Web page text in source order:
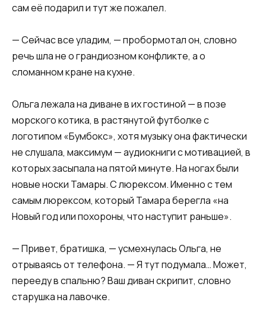
сам её подарил и тут же пожалел.
— Сейчас все уладим, — пробормотал он, словно
речь шла не о грандиозном конфликте, а о
сломанном кране на кухне.
Ольга лежала на диване в их гостиной — в позе
морского котика, в растянутой футболке с
логотипом «Бумбокс», хотя музыку она фактически
не слушала, максимум — аудиокниги с мотивацией, в
которых засыпала на пятой минуте. На ногах были
новые носки Тамары. С люрексом. Именно с тем
самым люрексом, который Тамара берегла «на
Новый год или похороны, что наступит раньше».
— Привет, братишка, — усмехнулась Ольга, не
отрываясь от телефона. — Я тут подумала… Может,
перееду в спальню? Ваш диван скрипит, словно
старушка на лавочке.